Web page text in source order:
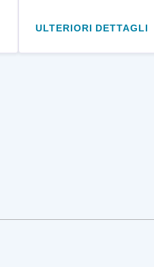
ULTERIORI DETTAGLI